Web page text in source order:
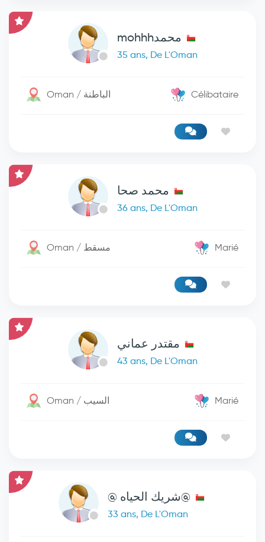
محمدmohhh
35 ans, De L'Oman
Oman / الباطنة Célibataire
محمد صحا
36 ans, De L'Oman
Oman / مسقط Marié
مقتدر عماني
43 ans, De L'Oman
Oman / السيب Marié
@شريك الحياه @
33 ans, De L'Oman